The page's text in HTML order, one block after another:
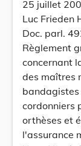
25 juillet
Luc Frieden
Doc. parl.
Règlement
concernant
des maîtres
cordonniers
orthèses et
l'assurance